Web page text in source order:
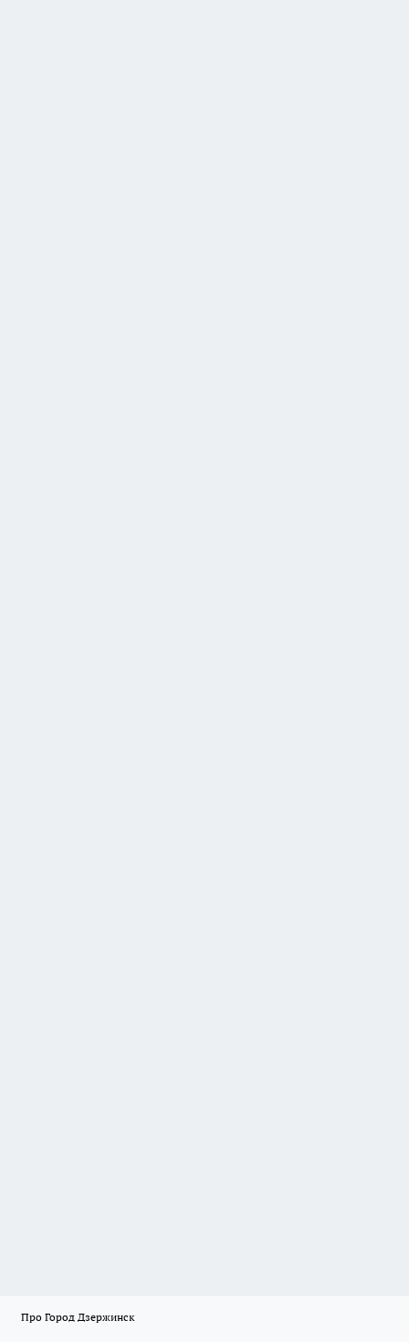
Про Город Дзержинск